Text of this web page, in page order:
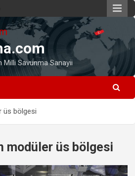
Savunma Sanayii
üs bölgesi
modüler üs bölgesi